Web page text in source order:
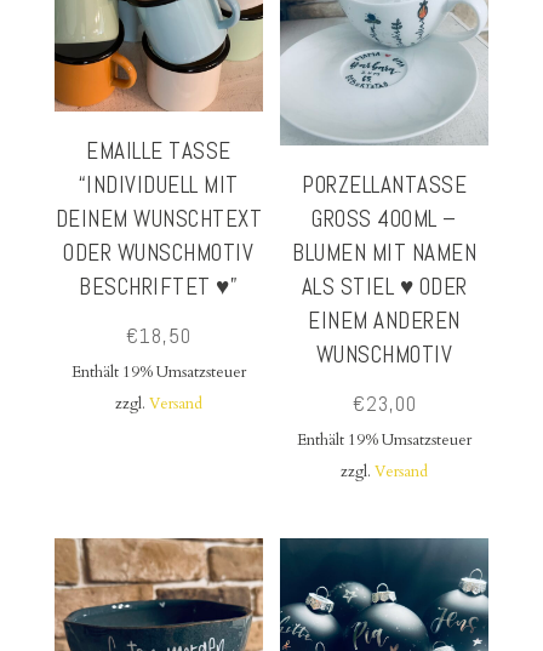
EMAILLE TASSE
“INDIVIDUELL MIT
DEINEM WUNSCHTEXT
ODER WUNSCHMOTIV
BESCHRIFTET ♥”
€18,50
Enthält 19% Umsatzsteuer
zzgl. Versand
PORZELLANTASSE
GROSS 400ML – B
LUMEN MIT NAMEN A
LS STIEL ♥ ODER E
INEM ANDEREN W
UNSCHMOTIV
€23,00
Enthält 19% Umsatzsteuer
zzgl.Versand